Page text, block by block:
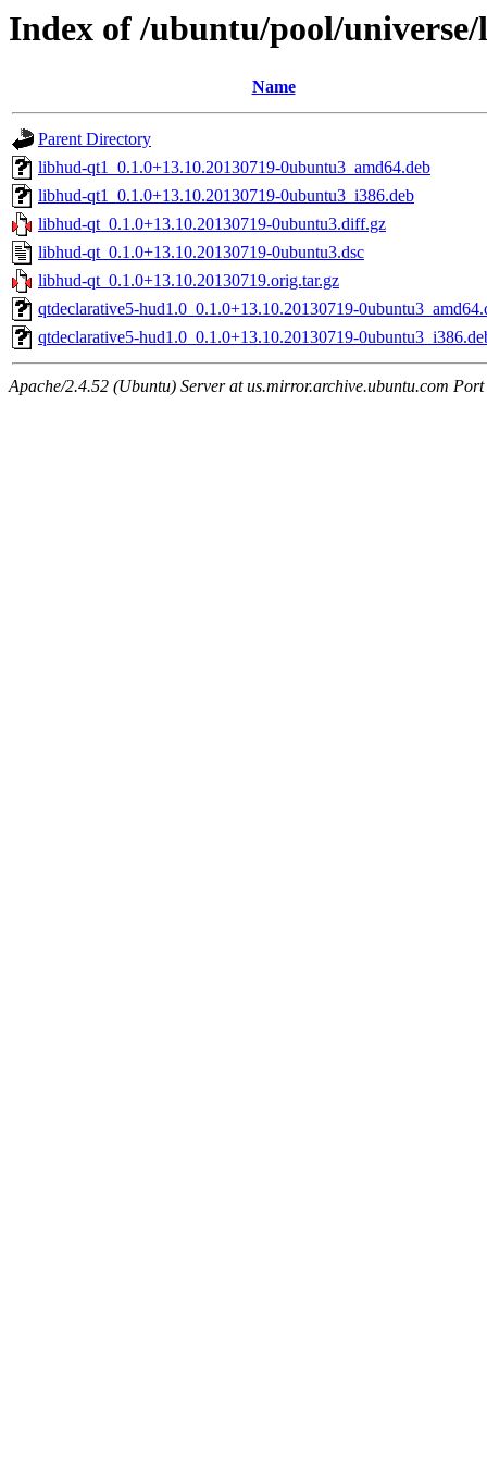
Index of /ubuntu/pool/
Name
Parent Directory
libhud-qt1_0.1.0+13.10.20130719-0ubuntu3_amd64.deb
libhud-qt1_0.1.0+13.10.20130719-0ubuntu3_i386.deb
libhud-qt_0.1.0+13.10.20130719-0ubuntu3.diff.gz
libhud-qt_0.1.0+13.10.20130719-0ubuntu3.dsc
libhud-qt_0.1.0+13.10.20130719.orig.tar.gz
qtdeclarative5-hud1.0_0.1.0+13.10.20130719-
qtdeclarative5-hud1.0_0.1.0+13.10.20130719-
Apache/2.4.52 (Ubuntu) Server at us.mirror.archive.ubuntu.com Port